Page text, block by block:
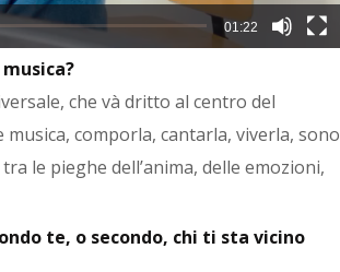
01:22
che và dritto al centro del
comporla, cantarla, viverla, sono
le pieghe dell’anima, delle emozioni,
te, o secondo, chi ti sta vicino